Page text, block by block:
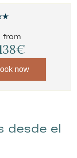
from
now
desde el